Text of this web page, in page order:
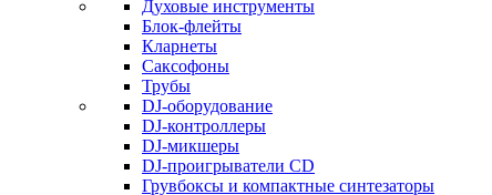
Духовые инструменты
Блок-флейты
Кларнеты
Саксофоны
Трубы
DJ-оборудование
DJ-контроллеры
DJ-микшеры
DJ-проигрыватели CD
Грувбоксы и компактные синтезаторы